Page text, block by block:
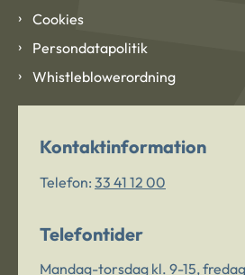
Cookies
Persondatapolitik
Whistleblowerordning
Kontaktinformation
Telefon: 33 41 12 00
Telefontider
Mandag-torsdag kl. 9-15,